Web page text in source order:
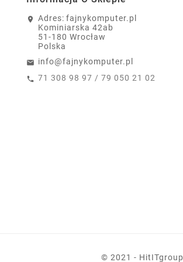
Adres: fajnykomputer.pl
Kominiarska 42ab
51-180 Wrocław
Polska
info@fajnykomputer.pl
71 308 98 97 / 79 050 21 02
© 2021 - HitITgroup